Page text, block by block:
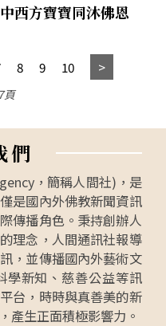
西方寶寶同沐佛恩
8 9 10
頁
們
，簡稱人間社)，是
是國內外佛教新聞資訊
傳播角色。秉持創辦人
理念，人間通訊社報導
，並傳播國內外藝術文
學新知、慈善公益等訊
台，時時與真善美的新
產生正面積極影響力。